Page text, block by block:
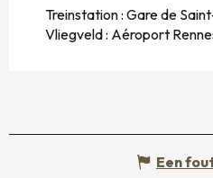
Treinstation : Gare de
Vliegveld : Aéroport
Een